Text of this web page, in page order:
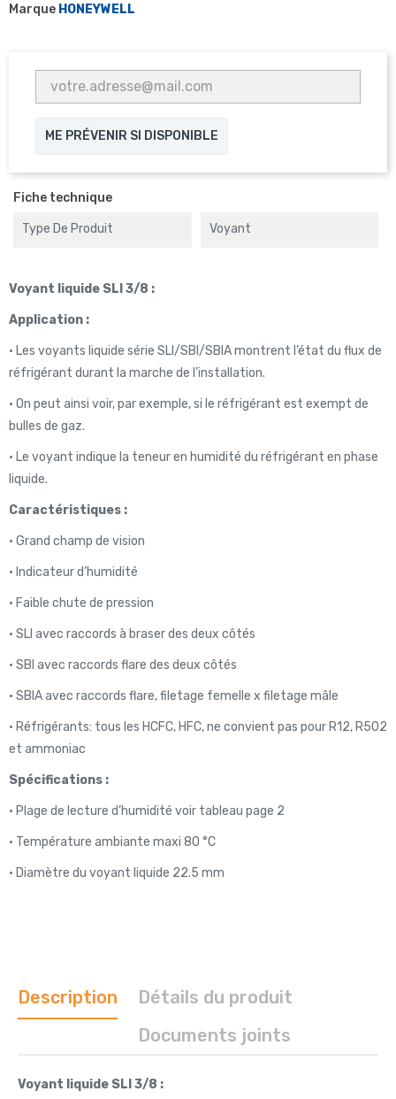
Marque HONEYWELL
ME PRÉVENIR SI DISPONIBLE
Fiche technique
Type De Produit Voyant
Voyant liquide SLI 3/8 :
Application :
• Les voyants liquide série SLI/SBI/SBIA montrent l’état du flux de
réfrigérant durant la marche de l’installation.
• On peut ainsi voir, par exemple, si le réfrigérant est exempt de
bulles de gaz.
• Le voyant indique la teneur en humidité du réfrigérant en phase
liquide.
Caractéristiques :
• Grand champ de vision
• Indicateur d’humidité
• Faible chute de pression
• SLI avec raccords à braser des deux côtés
• SBI avec raccords flare des deux côtés
• SBIA avec raccords flare, filetage femelle x filetage mâle
• Réfrigérants: tous les HCFC, HFC, ne convient pas pour R12, R502
et ammoniac
Spécifications :
• Plage de lecture d’humidité voir tableau page 2
• Température ambiante maxi 80 °C
• Diamètre du voyant liquide 22.5 mm
Description
Détails du produit
Documents joints
Voyant liquide SLI 3/8 :